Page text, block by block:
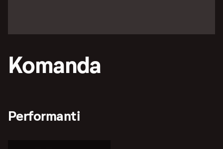
Komanda
Performanti